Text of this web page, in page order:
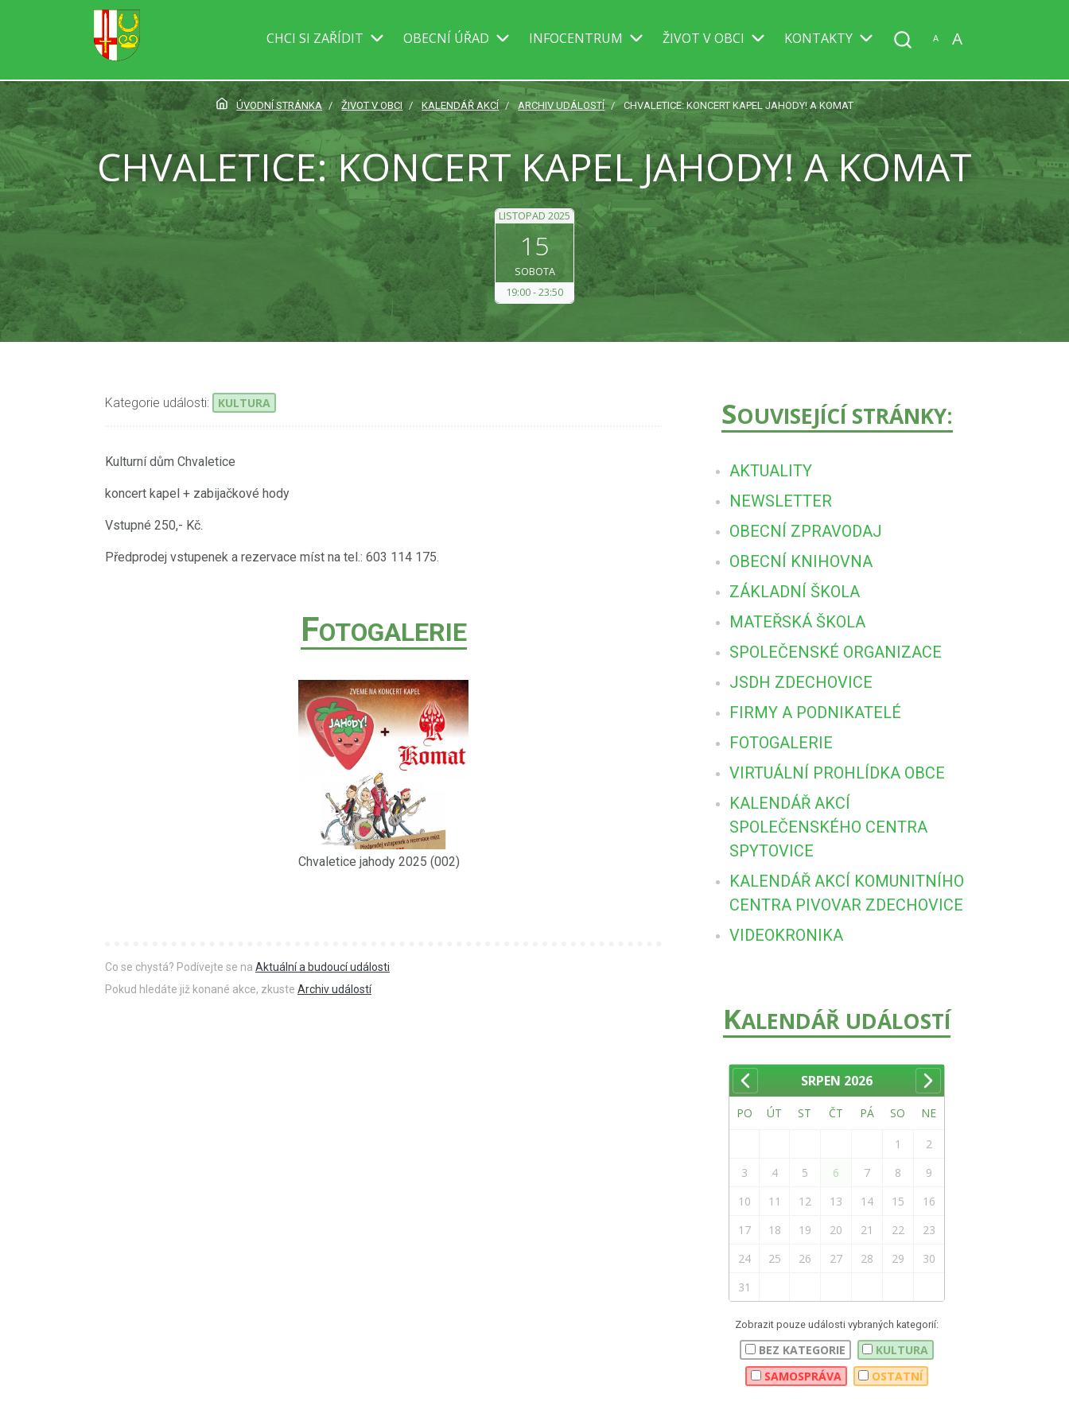
CHCI SI ZAŘÍDIT OBECNÍ ÚŘAD INFOCENTRUM ŽIVOT V OBCI KONTAKTY A A
ÚVODNÍ STRÁNKA ŽIVOT V OBCI KALENDÁŘ AKCÍ ARCHIV UDÁLOSTÍ CHVALETICE: KONCERT KAPEL JAHODY! A KOMAT
CHVALETICE: KONCERT KAPEL JAHODY! A KOMAT
LISTOPAD 2025
15
SOBOTA
19:00 23:50
Kategorie události: KULTURA
Kulturní dům Chvaletice
koncert kapel + zabijačkové hody
Vstupné 250,- Kč.
Předprodej vstupenek a rezervace míst na tel.: 603 114 175.
FOTOGALERIE
Chvaletice jahody 2025 (002)
Co se chystá? Podívejte se na Aktuální a budoucí události
Pokud hledáte již konané akce, zkuste Archiv událostí
SOUVISEJÍCÍ STRÁNKY:
AKTUALITY
NEWSLETTER
OBECNÍ ZPRAVODAJ
OBECNÍ KNIHOVNA
ZÁKLADNÍ ŠKOLA
MATEŘSKÁ ŠKOLA
SPOLEČENSKÉ ORGANIZACE
JSDH ZDECHOVICE
FIRMY A PODNIKATELÉ
FOTOGALERIE
VIRTUÁLNÍ PROHLÍDKA OBCE
KALENDÁŘ AKCÍ
SPOLEČENSKÉHO CENTRA
SPYTOVICE
KALENDÁŘ AKCÍ KOMUNITNÍHO
CENTRA PIVOVAR ZDECHOVICE
VIDEOKRONIKA
KALENDÁŘ UDÁLOSTÍ
SRPEN 2026
PO ÚT ST ČT PÁ SO NE
1
2
3
4 5 6 7 8
9
10
11 12 13 14 15
16
17
18 19 20 21 22
23
24
25 26 27 28 29
30
31
Zobrazit pouze události vybraných kategorií:
BEZ KATEGORIE
KULTURA
SAMOSPRÁVA
OSTATNÍ